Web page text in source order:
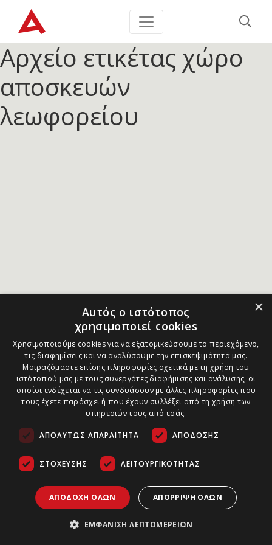
Αρχείο ετικέτας χώρο
αποσκευών
λεωφορείου
×
Αυτός ο ιστότοπος
χρησιμοποιεί cookies
Χρησιμοποιούμε cookies για να εξατομικεύσουμε το περιεχόμενο,
τις διαφημίσεις και να αναλύσουμε την επισκεψιμότητά μας.
Μοιραζόμαστε επίσης πληροφορίες σχετικά με τη χρήση του
ιστότοπού μας με τους συνεργάτες διαφήμισης και ανάλυσης, οι
οποίοι ενδέχεται να τις συνδυάσουν με άλλες πληροφορίες που
τους έχετε παράσχει ή που έχουν συλλέξει από τη χρήση των
υπηρεσιών τους από εσάς.
ΑΠΟΛΎΤΩΣ ΑΠΑΡΑΊΤΗΤΑ ΑΠΌΔΟΣΗΣ
ΣΤΌΧΕΥΣΗΣ ΛΕΙΤΟΥΡΓΙΚΌΤΗΤΑΣ
ΑΠΟΔΟΧΉ ΌΛΩΝ ΑΠΌΡΡΙΨΗ ΌΛΩΝ
ΕΜΦΆΝΙΣΗ ΛΕΠΤΟΜΕΡΕΙΏΝ